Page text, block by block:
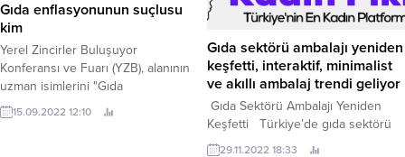
Gıda enflasyonunun suçlusu
kim
Yerel Zincirler Buluşuyor
Konferansı ve Fuarı (YZB), alanının
uzman isimlerini "Gıda
Enflasyonunun Suçlusu Kim?"
oturumunda buluşturdu.
15.09.2022 12:10
Gıda sektörü ambalajı yeniden
keşfetti, interaktif, minimalist
ve akıllı ambalaj trendi geliyor
Gıda Sektörü Ambalajı Yeniden
Keşfetti Türkiye’de gıda sektörü
ambalajı yeniden keşfediyor.
29.11.2022 18:33